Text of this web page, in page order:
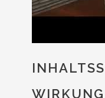
WIRKUNG